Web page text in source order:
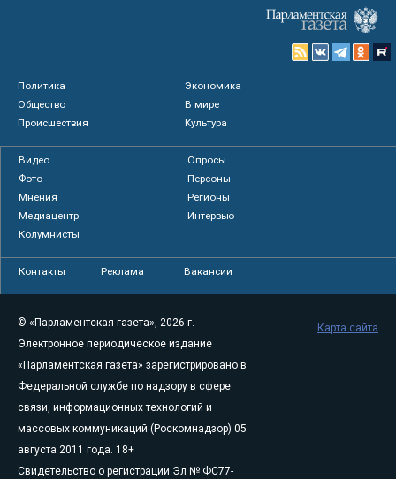
Политика
Экономика
Общество
В мире
Происшествия
Культура
Видео
Опросы
Фото
Персоны
Мнения
Регионы
Медиацентр
Интервью
Колумнисты
Контакты Реклама Вакансии
© «Парламентская газета», 2026 г.
Электронное периодическое издание
«Парламентская газета» зарегистрировано в
Федеральной службе по надзору в сфере
связи, информационных технологий и
массовых коммуникаций (Роскомнадзор) 05
августа 2011 года. 18+
Свидетельство о регистрации Эл № ФС77-
Карта сайта